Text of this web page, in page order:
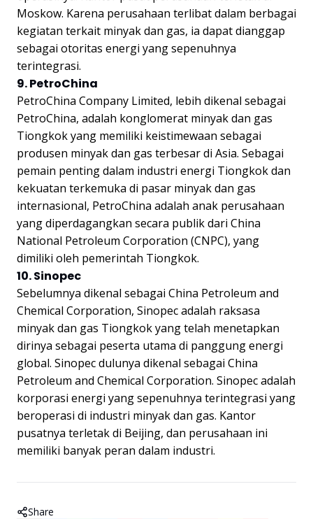
Moskow. Karena perusahaan terlibat dalam berbagai
kegiatan terkait minyak dan gas, ia dapat dianggap
sebagai otoritas energi yang sepenuhnya
terintegrasi.
9. PetroChina
PetroChina Company Limited, lebih dikenal sebagai
PetroChina, adalah konglomerat minyak dan gas
Tiongkok yang memiliki keistimewaan sebagai
produsen minyak dan gas terbesar di Asia. Sebagai
pemain penting dalam industri energi Tiongkok dan
kekuatan terkemuka di pasar minyak dan gas
internasional, PetroChina adalah anak perusahaan
yang diperdagangkan secara publik dari China
National Petroleum Corporation (CNPC), yang
dimiliki oleh pemerintah Tiongkok.
10. Sinopec
Sebelumnya dikenal sebagai China Petroleum and
Chemical Corporation, Sinopec adalah raksasa
minyak dan gas Tiongkok yang telah menetapkan
dirinya sebagai peserta utama di panggung energi
global. Sinopec dulunya dikenal sebagai China
Petroleum and Chemical Corporation. Sinopec adalah
korporasi energi yang sepenuhnya terintegrasi yang
beroperasi di industri minyak dan gas. Kantor
pusatnya terletak di Beijing, dan perusahaan ini
memiliki banyak peran dalam industri.
Share